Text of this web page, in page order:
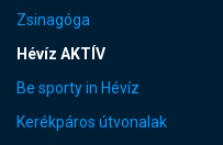
Zsinagóga
Hévíz AKTÍV
Be sporty in Hévíz
Kerékpáros útvonalak